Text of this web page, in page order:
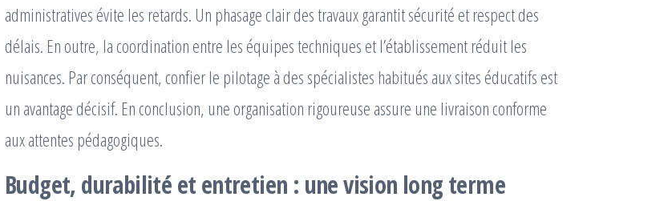
administratives évite les retards. Un phasage clair des travaux garantit sécurité et respect des
délais. En outre, la coordination entre les équipes techniques et l’établissement réduit les
nuisances. Par conséquent, confier le pilotage à des spécialistes habitués aux sites éducatifs est
un avantage décisif. En conclusion, une organisation rigoureuse assure une livraison conforme
aux attentes pédagogiques.
Budget, durabilité et entretien : une vision long terme